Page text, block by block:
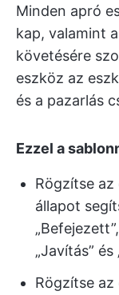
Minden apró
kap, valamint
követésére
eszköz az
és a pazarlás
Ezzel a
Rögzítse
állapot
„Javítás” és
Rögzítse